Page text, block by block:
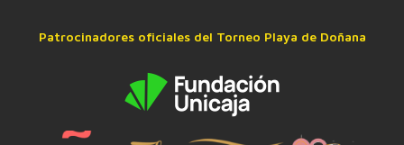
Patrocinadores oficiales del Torneo Playa de Doñana